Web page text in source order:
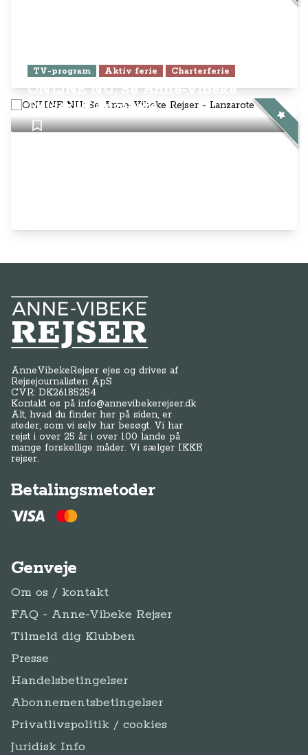
TV-program Aktiv ferie Charterferie
ONLINE NU: Se Anne-Vibeke
Rejser - Lanzarote
Anne-Vibeke Rejser
AnneVibekeRejser ejes og drives af
Rejsejournalisten ApS
CVR: DK26185254
Kontakt os påinfo@annevibekerejser.dk
Alt, hvad du finder her på siden, er
steder, som vi selv har besøgt. Vi har
rejst i over 25 år i over 100 lande på
mange forskellige måder. Vi sælger IKKE
rejser.
Betalingsmetoder
Genveje
Om os / kontakt
FAQ - Anne-Vibeke Rejser
Tilmeld dig Klubben
Presse
Handelsbetingelser
Abonnementsbetingelser
Privatlivspolitik / cookies
Juridisk Info